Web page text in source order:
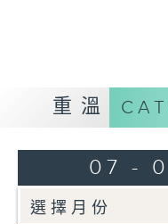
重溫
07 -